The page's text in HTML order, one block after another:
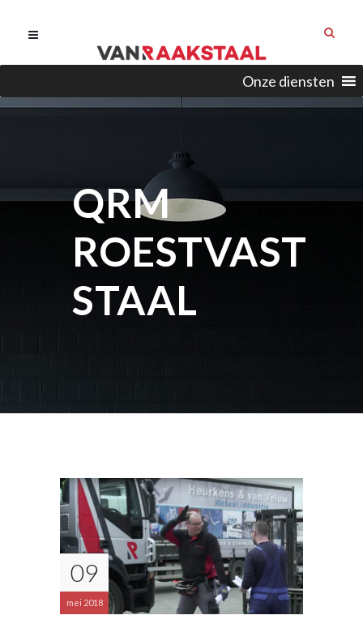
Onze diensten
QRM
ROESTVAST
STAAL
09
mei 2018